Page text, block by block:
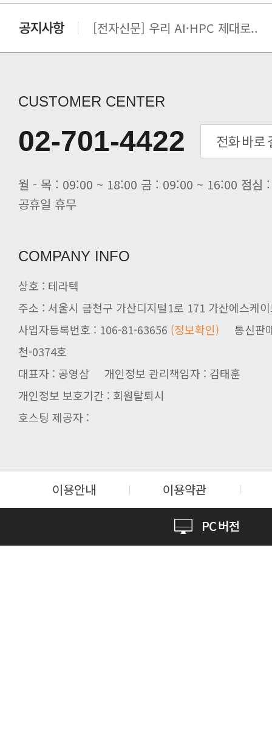
[전자신문] 우리 AI·HPC 제대로..
[전자신문] 테라텍-엣지에이아이,
[전자신문] AI 인프라 써보고 결정..
[전자신문] 공영삼 테라텍 대표 “단..
[전자신문] 당신의 AI GPU, 지..
CUSTOMER CENTER
02-701-4422
공휴일 휴무
COMPANY INFO
상호 : 테라텍
주소 : 서울시 금천구 가산디지털1로 171 가산에스케
사업자등록번호 : 106-81-63656 (정보확인)
천-0374호
대표자 : 공영삼 개인정보 관리책임자 : 김태훈
개인정보 보호기간 : 회원탈퇴시
호스팅 제공자 :
이용안내 이용약관